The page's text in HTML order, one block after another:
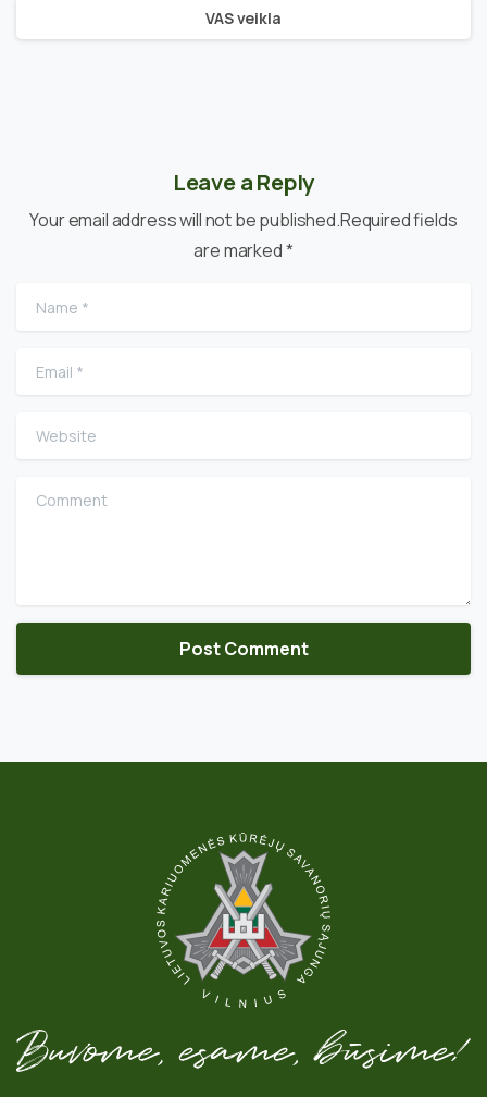
VAS veikla
Leave a Reply
Your email address will not be published.Required fields
are marked *
Name
Email
Website
Comment